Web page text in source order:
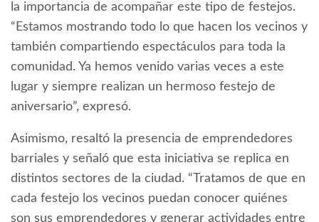
la importancia de acompañar este tipo de festejos.
“Estamos mostrando todo lo que hacen los vecinos y
también compartiendo espectáculos para toda la
comunidad. Ya hemos venido varias veces a este
lugar y siempre realizan un hermoso festejo de
aniversario”, expresó.
Asimismo, resaltó la presencia de emprendedores
barriales y señaló que esta iniciativa se replica en
distintos sectores de la ciudad. “Tratamos de que en
cada festejo los vecinos puedan conocer quiénes
son sus emprendedores y generar actividades entre